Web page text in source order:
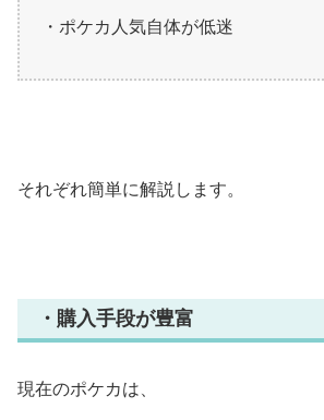
・ポケカ人気自体が低迷
それぞれ簡単に解説します。
・購入手段が豊富
現在のポケカは、